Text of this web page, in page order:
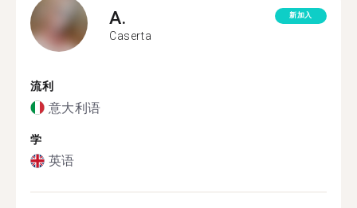
A.
Caserta
新加入
流利
意大利语
学
英语